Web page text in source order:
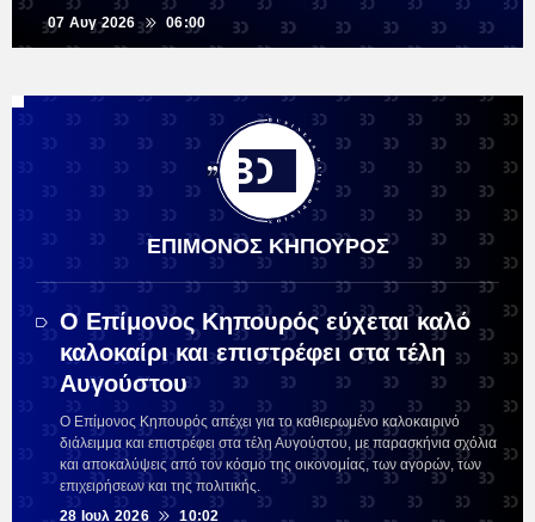
ΕΠΙΜΟΝΟΣ ΚΗΠΟΥΡΟΣ
Ο Επίμονος Κηπουρός εύχεται καλό
καλοκαίρι και επιστρέφει στα τέλη
Αυγούστου
Ο Επίμονος Κηπουρός απέχει για το καθιερωμένο καλοκαιρινό
διάλειμμα και επιστρέφει στα τέλη Αυγούστου, με παρασκήνια σχόλια
και αποκαλύψεις από τον κόσμο της οικονομίας, των αγορών, των
επιχειρήσεων και της πολιτικής.
28 Ιουλ 2026
10:02
07 Αυγ 2026 06:00